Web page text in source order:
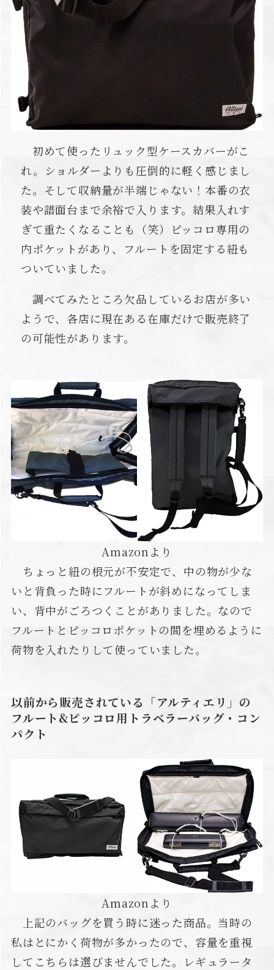
初めて使ったリュック型ケースカバーがこ
れ。ショルダーよりも圧倒的に軽く感じまし
た。そして収納量が半端じゃない！本番の衣
装や譜面台まで余裕で入ります。結果入れす
ぎて重たくなることも（笑）ピッコロ専用の
内ポケットがあり、フルートを固定する紐も
ついていました。
調べてみたところ欠品しているお店が多い
ようで、各店に現在ある在庫だけで販売終了
の可能性があります。
Amazonより
ちょっと紐の根元が不安定で、中の物が少な
いと背負った時にフルートが斜めになってしま
い、背中がごろつくことがありました。なので
フルートとピッコロポケットの間を埋めるように
荷物を入れたりして使っていました。
以前から販売されている「アルティエリ」の
フルート&ピッコロ用トラベラーバッグ・コン
パクト
Amazonより
上記のバッグを買う時に迷った商品。当時の
私はとにかく荷物が多かったので、容量を重視
してこちらは選びませんでした。レギュラータ